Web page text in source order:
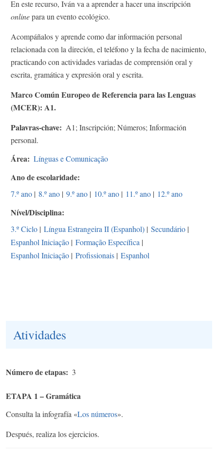
En este recurso, Iván va a aprender a hacer una inscripción
onlinepara un evento ecológico.
Acompáñalos y aprende como dar información personal
relacionada con la direción, el teléfono y la fecha de nacimiento,
practicando con actividades variadas de comprensión oral y
escrita, gramática y expresión oral y escrita.
Marco Común Europeo de Referencia para las Lenguas
(MCER): A1.
Palavras-chave
A1; Inscripción; Números; Información
personal.
Área Línguas e Comunicação
Ano de escolaridade
7.º ano | 8.º ano | 9.º ano | 10.º ano | 11.º ano | 12.º ano
Nível/Disciplina
3.º Ciclo | Língua Estrangeira II (Espanhol) | Secundário |
Espanhol Iniciação | Formação Específica |
Espanhol Iniciação | Profissionais | Espanhol
Atividades
Número de etapas 3
ETAPA 1 – Gramática
Consulta la infografía «Los números».
Después, realiza los ejercicios.